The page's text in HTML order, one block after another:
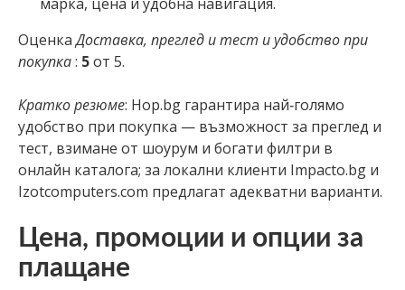
ОценкаДоставка, преглед и тест и удобство при
покупка: 5от 5.
Кратко резюме: Hop.bg гарантира най‑голямо
удобство при покупка — възможност за преглед и
тест, взимане от шоурум и богати филтри в
онлайн каталога; за локални клиенти Impacto.bg и
Izotcomputers.com предлагат адекватни варианти.
Цена, промоции и опции за
плащане